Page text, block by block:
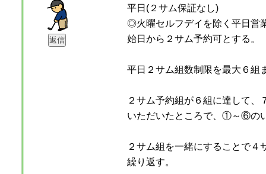
平日(２サム保証なし)
◎火曜セルフデイを除く平日営
始日から２サム予約可とする。
平日２サム組数制限を最大６組
２サム予約組が６組に達して、
いただいたところで、①～⑥の
２サム組を一緒にすることで４
繰り返す。